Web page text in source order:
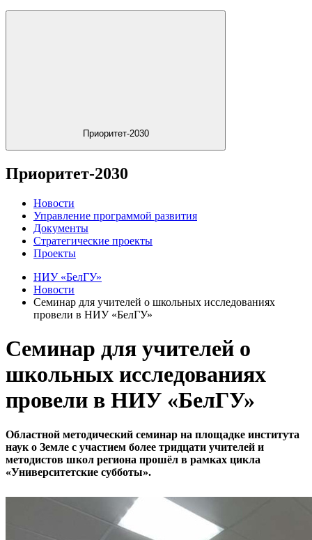
Приоритет-2030
Приоритет-2030
Новости
Управление программой развития
Документы
Стратегические проекты
Проекты
НИУ «БелГУ»
Новости
Семинар для учителей о школьных исследованиях
провели в НИУ «БелГУ»
Семинар для учителей о
школьных исследованиях
провели в НИУ «БелГУ»
Областной методический семинар на площадке института
наук о Земле с участием более тридцати учителей и
методистов школ региона прошёл в рамках цикла
«Университетские субботы».